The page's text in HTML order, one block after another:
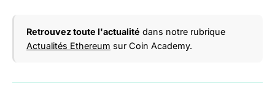
Retrouvez toute l'actualité dans notre rubrique
Actualités Ethereum sur Coin Academy.